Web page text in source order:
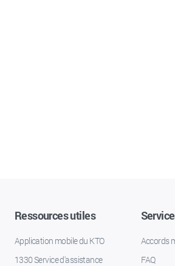
Ressources utiles
Application mobile du KTO
1330 Service d'assistance
Accords
FAQ